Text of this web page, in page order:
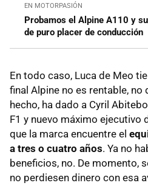
EN MOTORPASIÓN
Probamos el Alpine A110 y
de puro placer de conducción
En todo caso, Luca de Meo
final Alpine no es rentable, no
hecho, ha dado a Cyril
F1 y nuevo máximo ejecutivo
que la marca encuentre el
a tres o cuatro años. Ya no
beneficios, no. De momento,
no perdiesen dinero con esa